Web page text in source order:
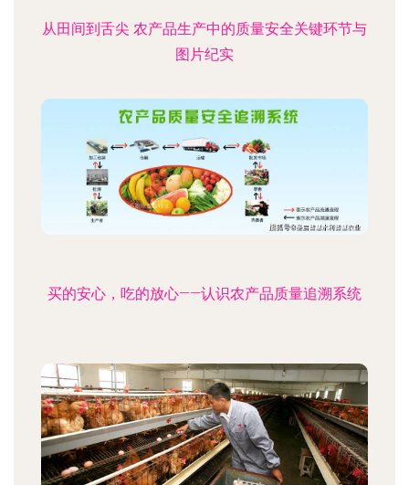
从田间到舌尖 农产品生产中的质量安全关键环节与
图片纪实
买的安心，吃的放心——认识农产品质量追溯系统